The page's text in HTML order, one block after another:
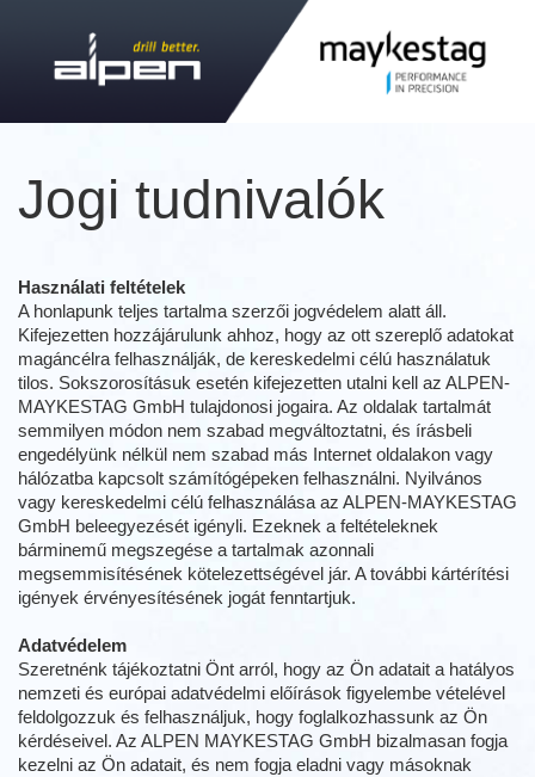
Jogi tudnivalók
Használati feltételek
A honlapunk teljes tartalma szerzői jogvédelem alatt áll.
Kifejezetten hozzájárulunk ahhoz, hogy az ott szereplő adatokat
magáncélra felhasználják, de kereskedelmi célú használatuk
tilos. Sokszorosításuk esetén kifejezetten utalni kell az ALPEN-
MAYKESTAG GmbH tulajdonosi jogaira. Az oldalak tartalmát
semmilyen módon nem szabad megváltoztatni, és írásbeli
engedélyünk nélkül nem szabad más Internet oldalakon vagy
hálózatba kapcsolt számítógépeken felhasználni. Nyilvános
vagy kereskedelmi célú felhasználása az ALPEN-MAYKESTAG
GmbH beleegyezését igényli. Ezeknek a feltételeknek
bárminemű megszegése a tartalmak azonnali
megsemmisítésének kötelezettségével jár. A további kártérítési
igények érvényesítésének jogát fenntartjuk.
Adatvédelem
Szeretnénk tájékoztatni Önt arról, hogy az Ön adatait a hatályos
nemzeti és európai adatvédelmi előírások figyelembe vételével
feldolgozzuk és felhasználjuk, hogy foglalkozhassunk az Ön
kérdéseivel. Az ALPEN MAYKESTAG GmbH bizalmasan fogja
kezelni az Ön adatait, és nem fogja eladni vagy másoknak